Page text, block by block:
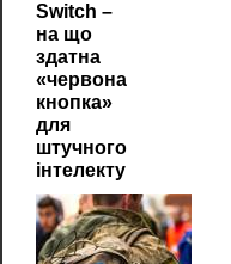
Switch –
на що
здатна
«червона
кнопка»
для
штучного
інтелекту